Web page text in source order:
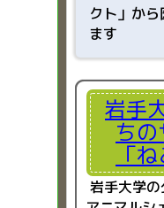
クト」か
ます
岩手
ち
「
岩手大学の